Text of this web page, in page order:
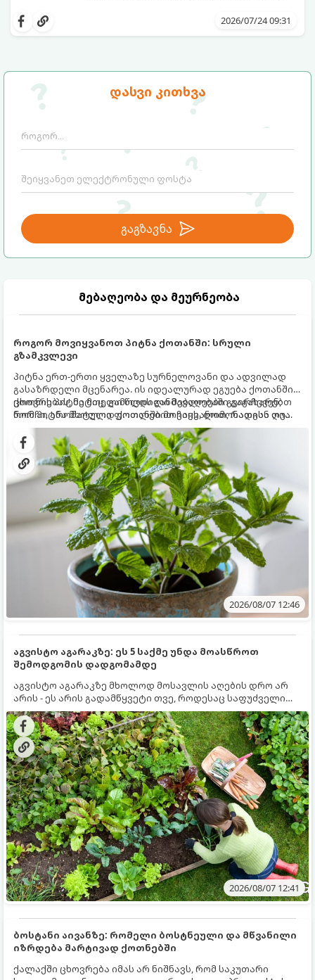
დასვი კითხვა
გაგზავნა
მებაღეობა და მეურნეობა
როგორ მოვიყვანოთ პიტნა ქოთანში: სრული
გზამკვლევი
პიტნა ერთ-ერთი ყველაზე სურნელოვანი და ადვილად
გასაზრდელი მცენარეა. ის იდეალურად ეგუება ქოთანში
ცხოვრებას, მეტიც, გამოცდილი მებაღეები გვირჩევენ,
რომ პიტნა მხოლოდ ქოთანში მოვიყვანოთ, რადგან ღია
გრუნტში (ბაღში) დარგვისას ის ფესვებით ძალიან
სწრაფად ვრცელდება და სხვა მცენარეებს ავიწროებს.
ქოთნის პიტნა მთელი წლის განმავლობაში გაგახარებთ
ნორჩი, არომატული ფოთლებით ჩაის, ლიმონათისა თუ
კერძებისთვის.
2026/08/07 12:46
აგვისტო აგარაკზე: ეს 5 საქმე უნდა მოასწროთ
შემოდგომის დადგომამდე
აგვისტო აგარაკზე მხოლოდ მოსავლის აღების დრო არ
არის - ეს არის გადამწყვეტი თვე, როდესაც საფუძველი
ეყრება მომავალი წლის მოსავალს და ბაღი მზადდება
შემოდგომა-ზამთრის სეზონისთვის. იმისათვის, რომ
ნიადაგმა ენერგია აღიდგინოს, ხოლო მცენარეებმა
ზამთარს გაუძლონ, აგვისტოს ბოლომდე 5
მნიშვნელოვანი საქმის გაკეთება უნდა მოასწროთ:
2026/08/07 12:41
ბოსტანი აივანზე: რომელი ბოსტნეული და მწვანილი
იზრდება მარტივად ქოთნებში
ქალაქში ცხოვრება იმას არ ნიშნავს, რომ საკუთარი
ეფექტური, ბიუჯეტური და აპრობირებული
სიახლის დაბრუნებას.
2026/07/24 09:31